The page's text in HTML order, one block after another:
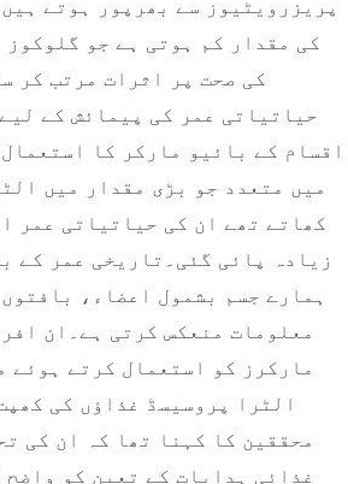
پریزرویٹیوز سے بھرپور ہوتے
کی مقدار کم ہوتی ہے جو گلوکوز
کی صحت پر اثرات مرتب کر
کے بائیو مارکر کا استعمال
میں متعدد جو بڑی مقدار میں
کھاتے تھے ان کی حیاتیاتی عمر
زیادہ پائی گئی۔تاریخی عمر کے
ہمارے جسم بشمول اعضاء،
معلومات منعکس کرتی ہے۔ان
مارکرز کو استعمال کرتے ہوئے
الٹرا پروسیسڈ غذاؤں کی
محققین کا کہنا تھا کہ ان کی
غذائی ہدایات کے تعین کو واضح